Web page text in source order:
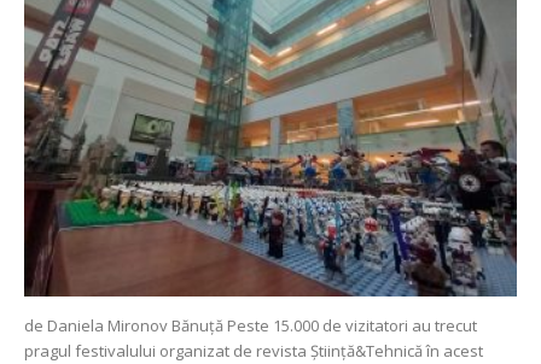
de Daniela Mironov Bănuță Peste 15.000 de vizitatori au trecut
pragul festivalului organizat de revista Știință&Tehnică în acest